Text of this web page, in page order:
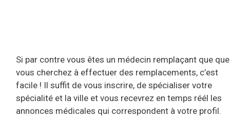
Si par contre vous êtes un médecin remplaçant que que
vous cherchez à effectuer des remplacements, c’est
facile ! Il suffit de vous inscrire, de spécialiser votre
spécialité et la ville et vous recevrez en temps réél les
annonces médicales qui correspondent à votre profil.